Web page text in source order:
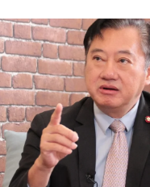
ญากร-เจ้าหน้าที่รัฐ-ทุนสีเทา
หน่วยงานมาสอบสัปดาห์หน้